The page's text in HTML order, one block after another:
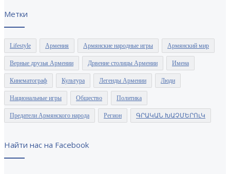
Метки
Lifestyle Армения Армянские народные игры Армянский мир
Верные друзья Армении Дрвение столицы Армении Имена
Кинематограф Культура Легенды Армении Люди
Национальные игры Общество Политика
Предатели Армянского народа Регион ԳՐԱԿԱՆ ԽԱՉՄԵՐՈւԿ
Найти нас на Facebook